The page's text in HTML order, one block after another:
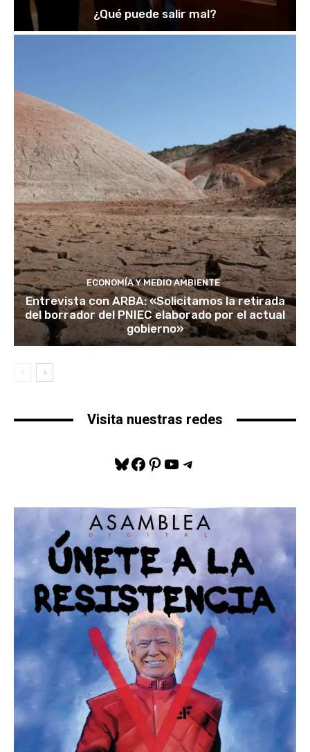
¿Qué puede salir mal?
ECONOMÍA Y MEDIO AMBIENTE
Entrevista con ARBA: «Solicitamos la retirada
del borrador del PNIEC elaborado por el actual
gobierno»
Visita nuestras redes
Bluesky
Facebook
Pinterest
YouTube
Telegram